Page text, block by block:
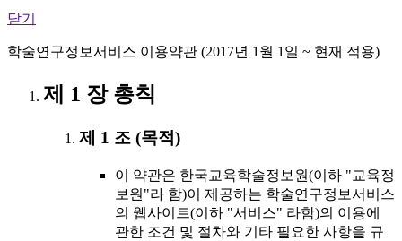
닫기
학술연구정보서비스 이용약관 (2017년 1월 1일 ~ 현재 적용)
제 1 장 총칙
제 1 조 (목적)
이 약관은 한국교육학술정보원(이하 "교육정
보원"라 함)이 제공하는 학술연구정보서비스
의 웹사이트(이하 "서비스" 라함)의 이용에
관한 조건 및 절차와 기타 필요한 사항을 규